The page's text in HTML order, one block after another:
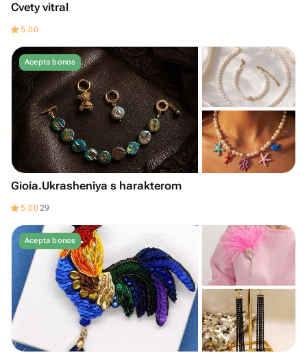
Cvety vitral
5.00
Acepta bonos
Gioia.Ukrasheniya s harakterom
5.0029
Acepta bonos